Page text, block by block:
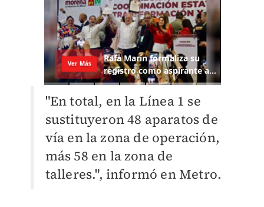
"En total, en la Línea 1 se
sustituyeron 48 aparatos de
vía en la zona de operación,
más 58 en la zona de
talleres.", informó en Metro.